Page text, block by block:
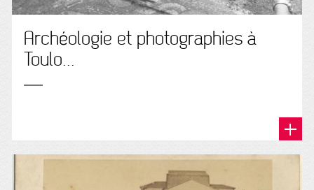
Archéologie et photographies à
Toulo...